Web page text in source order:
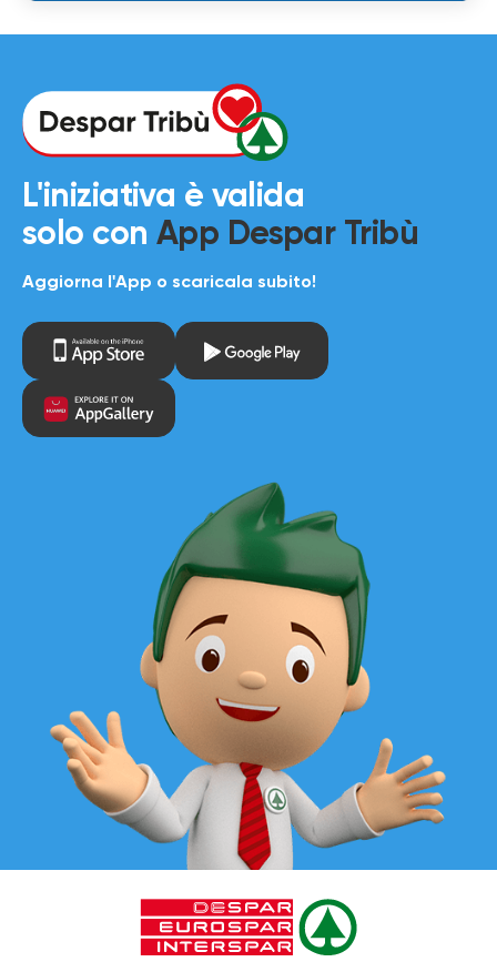
L'iniziativa è valida
solo con App Despar Tribù
Aggiorna l'App o scaricala subito!